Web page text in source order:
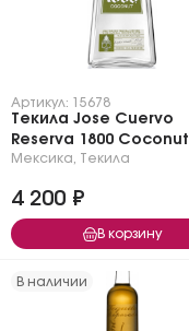
Артикул: 15678
Текила Jose Cuervo
Reserva 1800 Coconut
Мексика Текила
4 200 ₽
В корзину
В наличии